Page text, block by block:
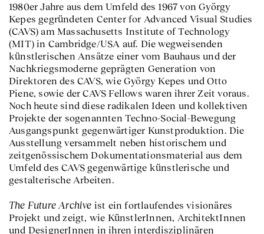
1980er Jahre aus dem Umfeld des 1967 von György
Kepes gegründeten Center for Advanced Visual Studies
(CAVS) am Massachusetts Institute of Technology
(MIT) in Cambridge/USA auf. Die wegweisenden
künstlerischen Ansätze einer vom Bauhaus und der
Nachkriegsmoderne geprägten Generation von
Direktoren des CAVS, wie György Kepes und Otto
Piene, sowie der CAVS Fellows waren ihrer Zeit voraus.
Noch heute sind diese radikalen Ideen und kollektiven
Projekte der sogenannten Techno-Social-Bewegung
Ausgangspunkt gegenwärtiger Kunstproduktion. Die
Ausstellung versammelt neben historischem und
zeitgenössischem Dokumentationsmaterial aus dem
Umfeld des CAVS gegenwärtige künstlerische und
gestalterische Arbeiten.
The Future Archive ist ein fortlaufendes visionäres
Projekt und zeigt, wie KünstlerInnen, ArchitektInnen
und DesignerInnen in ihren interdisziplinären